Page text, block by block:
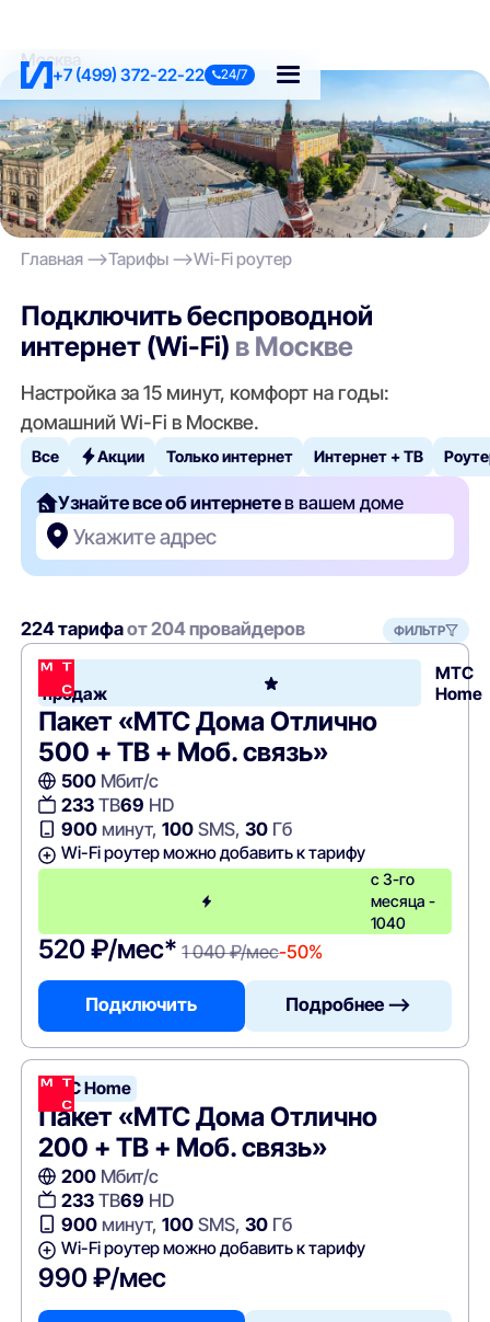
+7 (499) 372-22-22 24/7
Москва
Главная Тарифы Wi-Fi роутер
Подключить беспроводной
интернет (Wi-Fi) в Москве
Настройка за 15 минут, комфорт на годы:
домашний Wi-Fi в Москве.
Все Акции Только интернет Интернет + ТВ
Узнайте все об интернетев вашем доме
Укажите адрес
224 тарифаот 204 провайдеров ФИЛЬТР
Хит
продаж
МТС
Home
Пакет «МТС Дома Отлично
500 + ТВ + Моб. связь»
500Мбит/с
233ТВ69 HD
900минут, 100SMS, 30Гб
Wi-Fi роутер можно добавить к тарифу
с 3-го
месяца -
1040
520 ₽/мес* 1 040 ₽/мес-50%
Подключить Подробнее —>
МТС Home
Пакет «МТС Дома Отлично
200 + ТВ + Моб. связь»
200Мбит/с
233ТВ69 HD
900минут, 100SMS, 30Гб
Wi-Fi роутер можно добавить к тарифу
990 ₽/мес